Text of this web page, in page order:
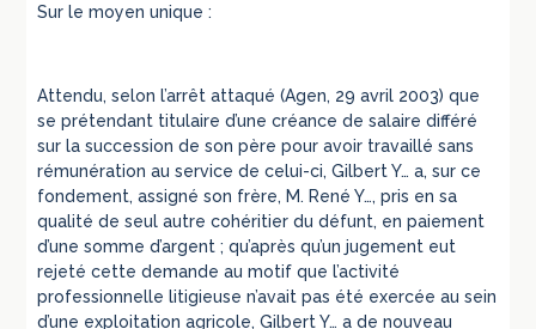
Sur le moyen unique :
Attendu, selon l’arrêt attaqué (Agen, 29 avril 2003) que
se prétendant titulaire d’une créance de salaire différé
sur la succession de son père pour avoir travaillé sans
rémunération au service de celui-ci, Gilbert Y… a, sur ce
fondement, assigné son frère, M. René Y…, pris en sa
qualité de seul autre cohéritier du défunt, en paiement
d’une somme d’argent ; qu’après qu’un jugement eut
rejeté cette demande au motif que l’activité
professionnelle litigieuse n’avait pas été exercée au sein
d’une exploitation agricole, Gilbert Y… a de nouveau